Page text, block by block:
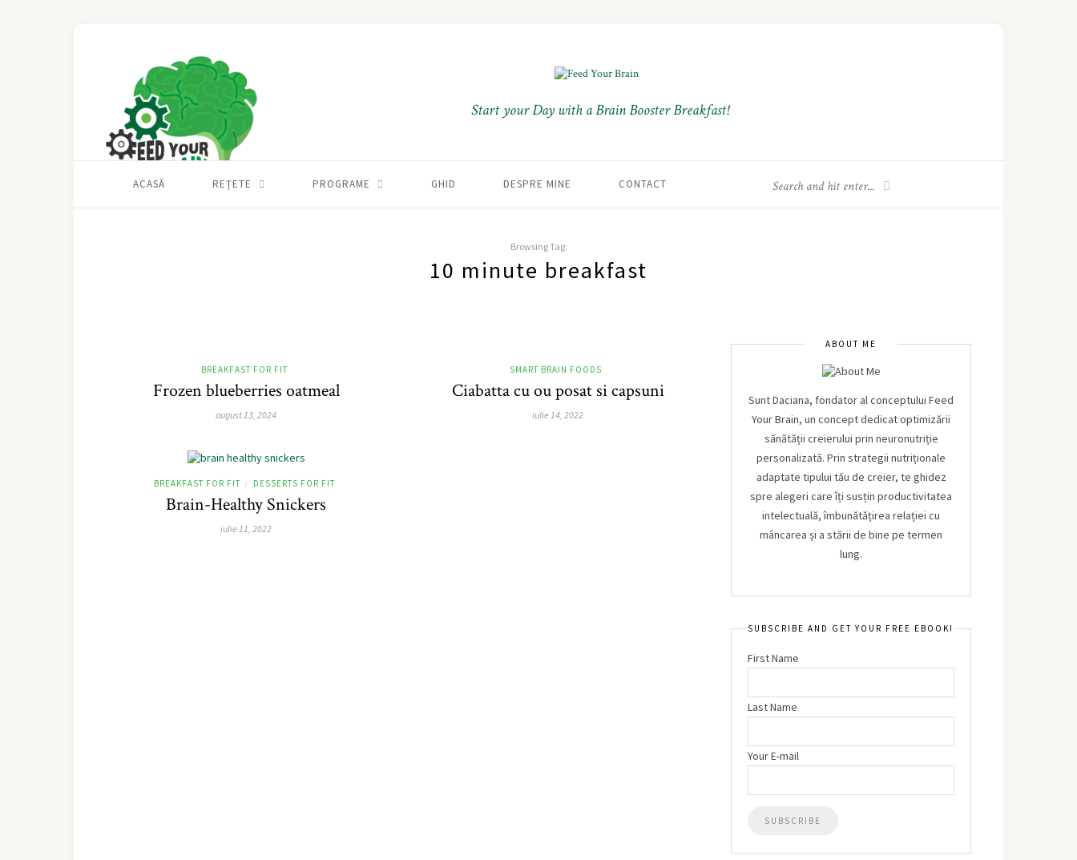
Start your Day with a Brain Booster Breakfast!
ACASĂ REȚETE PROGRAME GHID DESPRE MINE CONTACT
Browsing Tag:
10 minute breakfast
BREAKFAST FOR FIT
Frozen blueberries oatmeal
august 13, 2024
SMART BRAIN FOODS
Ciabatta cu ou posat si capsuni
iulie 14, 2022
BREAKFAST FOR FIT / DESSERTS FOR FIT
Brain-Healthy Snickers
iulie 11, 2022
ABOUT ME
Sunt Daciana, fondator al conceptului Feed
Your Brain, un concept dedicat optimizării
sănătății creierului prin neuronutriție
personalizată. Prin strategii nutriționale
adaptate tipului tău de creier, te ghidez
spre alegeri care îți susțin productivitatea
intelectuală, îmbunătățirea relației cu
mâncarea și a stării de bine pe termen
lung.
SUBSCRIBE AND GET YOUR FREE EBOOK!
First Name
Last Name
Your E-mail